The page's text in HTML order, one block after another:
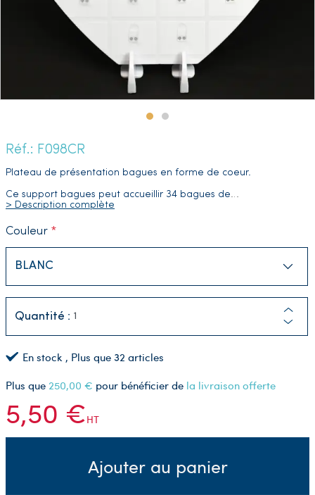
Réf.: F098CR
Plateau de présentation bagues en forme de coeur.
Ce support bagues peut accueillir 34 bagues de…
> Description complète
Couleur
Quantité :
En stock , Plus que 32 articles
Plus que 250,00 € pour bénéficier de la livraison offerte
5,50 €HT
Ajouter au panier